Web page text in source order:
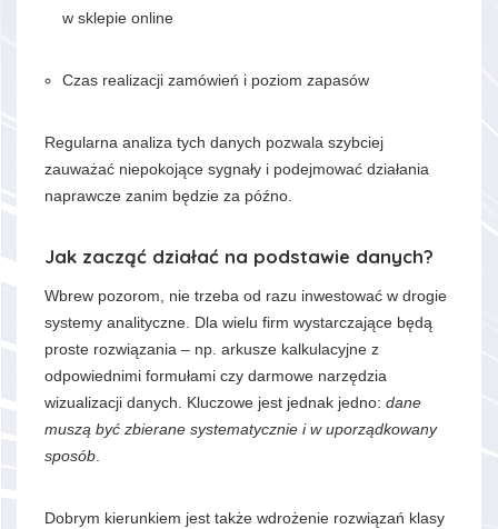
w sklepie online
Czas realizacji zamówień i poziom zapasów
Regularna analiza tych danych pozwala szybciej
zauważać niepokojące sygnały i podejmować działania
naprawcze zanim będzie za późno.
Jak zacząć działać na podstawie danych?
Wbrew pozorom, nie trzeba od razu inwestować w drogie
systemy analityczne. Dla wielu firm wystarczające będą
proste rozwiązania – np. arkusze kalkulacyjne z
odpowiednimi formułami czy darmowe narzędzia
wizualizacji danych. Kluczowe jest jednak jedno: dane
muszą być zbierane systematycznie i w uporządkowany
sposób.
Dobrym kierunkiem jest także wdrożenie rozwiązań klasy